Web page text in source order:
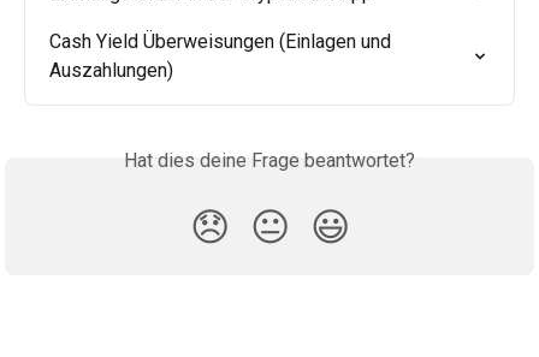
Cash Yield Überweisungen (Einlagen und
Auszahlungen)
Hat dies deine Frage beantwortet?
😞 😐 😃